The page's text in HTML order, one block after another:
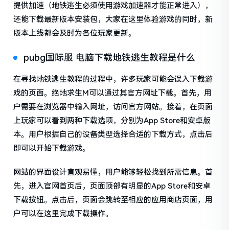
提供加速（地铁逃生必须使用游戏加速器才能正常进入），
还能下载最新版本安装包，大家在这里体验游戏的同时，新
版本上线都会及时为各位玩家更新。
pubg国际服 电脑下载地铁逃生教程是什么
在寻找地铁逃生教程的过程中，许多玩家可能会误入下载游
戏的页面。绝地求生M可以通过其官方网址下载。首先，用
户需要在浏览器中输入网址，访问官方网站。接着，在页面
上玩家可以看到两种下载选项，分别为App Store和安卓版
本。用户根据自己的设备类型选择合适的下载方式，点击后
即可以开始下载游戏。
网站的界面设计直观易懂，用户能够轻松找到所需信息。首
先，进入官网首页后，页面顶部有明显的App Store和安卓
下载按钮。点击后，页面会跳转至相应的应用商店页面，用
户可以在这里完成下载操作。